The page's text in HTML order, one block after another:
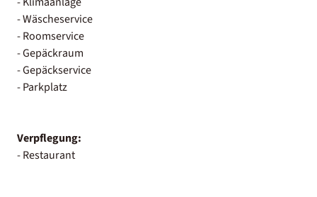
- Wäscheservice
- Roomservice
- Gepäckraum
- Gepäckservice
- Parkplatz
Verpflegung:
- Restaurant